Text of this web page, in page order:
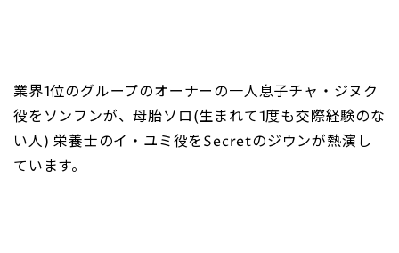
業界1位のグループのオーナーの一人息子チャ・ジヌク
役をソンフンが、母胎ソロ(生まれて1度も交際経験のな
い人) 栄養士のイ・ユミ役をSecretのジウンが熱演し
ています。